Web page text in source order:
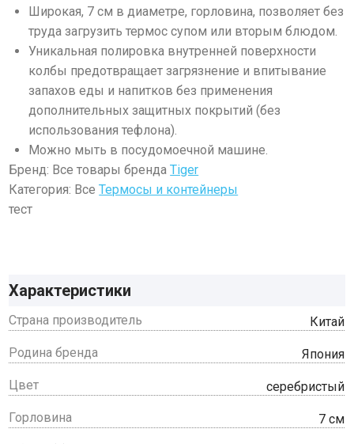
Широкая, 7 см в диаметре, горловина, позволяет без
труда загрузить термос супом или вторым блюдом.
Уникальная полировка внутренней поверхности
колбы предотвращает загрязнение и впитывание
запахов еды и напитков без применения
дополнительных защитных покрытий (без
использования тефлона).
Можно мыть в посудомоечной машине.
Бренд: Все товары брендаTiger
Категория: ВсеТермосы и контейнеры
тест
Характеристики
Страна производитель Китай
Родина бренда Япония
Цвет серебристый
Горловина 7 см